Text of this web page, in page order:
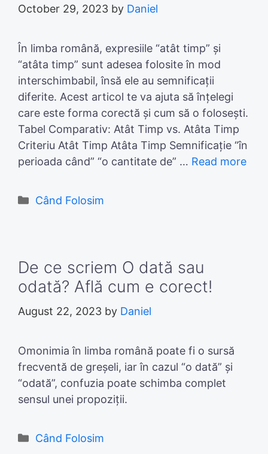
October 29, 2023 by Daniel
În limba română, expresiile “atât timp” și
“atâta timp” sunt adesea folosite în mod
interschimbabil, însă ele au semnificații
diferite. Acest articol te va ajuta să înțelegi
care este forma corectă și cum să o folosești.
Tabel Comparativ: Atât Timp vs. Atâta Timp
Criteriu Atât Timp Atâta Timp Semnificație “în
perioada când” “o cantitate de” … Read more
Categories
Când Folosim
De ce scriem O dată sau
odată? Află cum e corect!
August 22, 2023 by Daniel
Omonimia în limba română poate fi o sursă
frecventă de greșeli, iar în cazul “o dată” și
“odată”, confuzia poate schimba complet
sensul unei propoziții.
Categories
Când Folosim